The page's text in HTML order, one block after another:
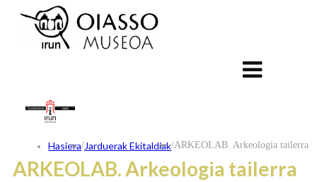
Hasiera/Jarduerak Ekitaldiak/ARKEOLAB. Arkeologia tailerra
ARKEOLAB. Arkeologia tailerra